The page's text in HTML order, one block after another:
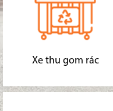
Xe thu gom rác